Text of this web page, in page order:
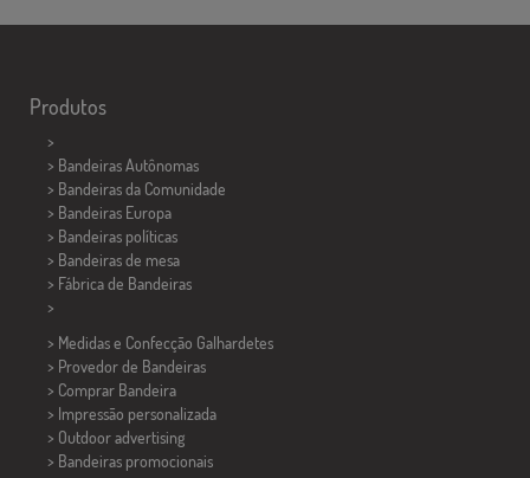
Produtos
>
> Bandeiras Autônomas
> Bandeiras da Comunidade
> Bandeiras Europa
> Bandeiras políticas
> Bandeiras de mesa
> Fábrica de Bandeiras
>
> Medidas e Confecção Galhardetes
> Provedor de Bandeiras
> Comprar Bandeira
> Impressão personalizada
> Outdoor advertising
> Bandeiras promocionais